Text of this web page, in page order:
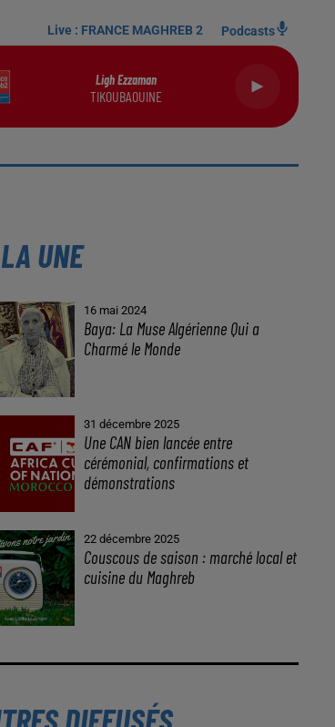
Live : FRANCE MAGHREB 2 Podcasts
Ligh Ezzaman
TIKOUBAOUINE